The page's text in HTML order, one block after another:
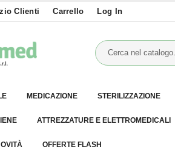
Clienti Carrello Log In
MEDICAZIONE STERILIZZAZIONE
ATTREZZATURE E ELETTROMEDICALI
OFFERTE FLASH